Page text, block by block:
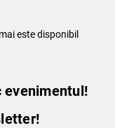
este disponibil
evenimentul!